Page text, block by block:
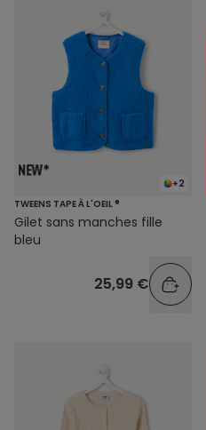
+2
TWEENS TAPE À L'OEIL ®
Gilet sans manches fille
bleu
25,99 €